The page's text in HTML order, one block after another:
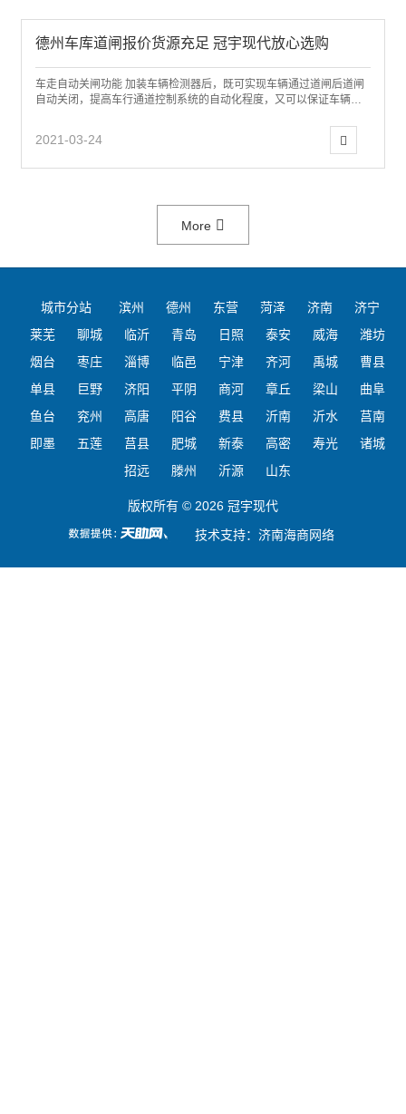
德州车库道闸报价货源充足 冠宇现代放心选购
车走自动关闸功能 加装车辆检测器后，既可实现车辆通过道闸后道闸
自动关闭，提高车行通道控制系统的自动化程度，又可以保证车辆停
2021-03-24
More
城市分站 滨州 德州 东营 菏泽 济南
济宁
莱芜
聊城 临沂 青岛 日照 泰安 威海
潍坊
烟台
枣庄 淄博 临邑 宁津 齐河 禹城
曹县
单县
巨野 济阳 平阴 商河 章丘 梁山
曲阜
鱼台
兖州 高唐 阳谷 费县 沂南 沂水
莒南
即墨
五莲 莒县 肥城 新泰 高密 寿光
诸城
招远
滕州 沂源 山东
版权所有 © 2026 冠宇现代
技术支持： 济南海商网络